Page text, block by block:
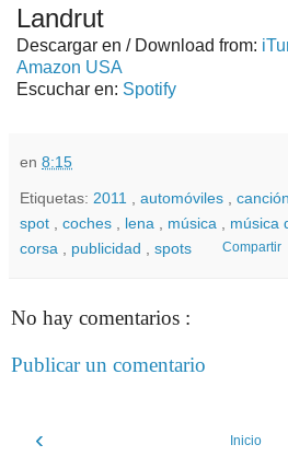
Landrut
Descargar en / Download from:
Amazon USA
Escuchar en: Spotify
en 8:15
Etiquetas: 2011 automóviles
spot
coches lena música música
corsa
publicidad spots Compartir
No hay comentarios :
Publicar un comentario
‹ Inicio